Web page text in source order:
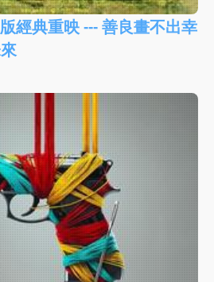
版經典重映 --- 善良畫不出幸